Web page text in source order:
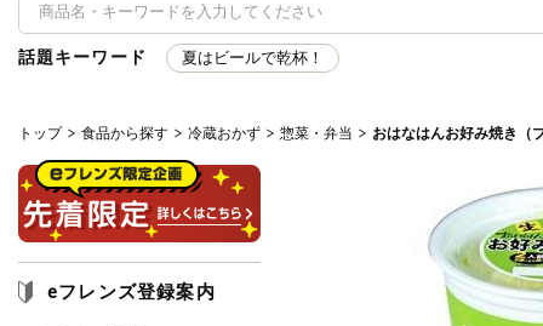
キーワード
キーワードをすべて含む
いず
話題キーワード 夏はビールで乾杯！
トップ 食品から探す 冷蔵おかず 惣菜・弁当 おはなはんお好み焼き（
eフレンズ登録案内